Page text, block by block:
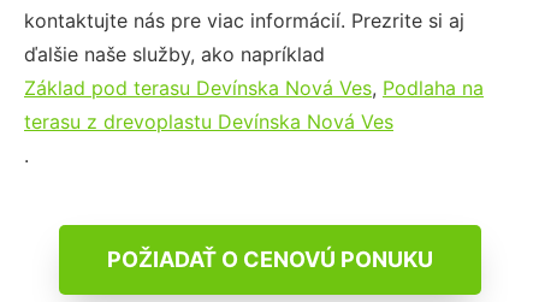
kontaktujte nás pre viac informácií. Prezrite si aj
ďalšie naše služby, ako napríklad
Základ pod terasu Devínska Nová Ves, Podlaha na
terasu z drevoplastu Devínska Nová Ves
.
POŽIADAŤ O CENOVÚ PONUKU